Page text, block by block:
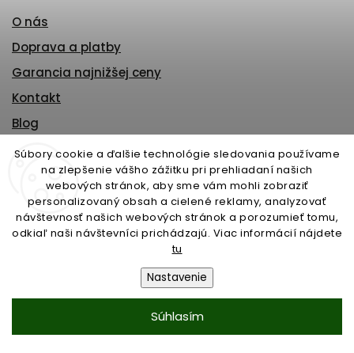
Súbory cookie a ďalšie technológie sledovania používame
na zlepšenie vášho zážitku pri prehliadaní našich
webových stránok, aby sme vám mohli zobraziť
personalizovaný obsah a cielené reklamy, analyzovať
návštevnosť našich webových stránok a porozumieť tomu,
odkiaľ naši návštevníci prichádzajú. Viac informácií nájdete
tu
Nastavenie
Súhlasím
O nás
Doprava a platby
Garancia najnižšej ceny
Kontakt
Blog
Montáž a servis
Obchodné podmienky
Odstúpenie od zmluvy
Orgán dozoru